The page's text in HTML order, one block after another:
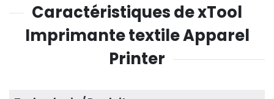
Caractéristiques de xTool
Imprimante textile Apparel
Printer